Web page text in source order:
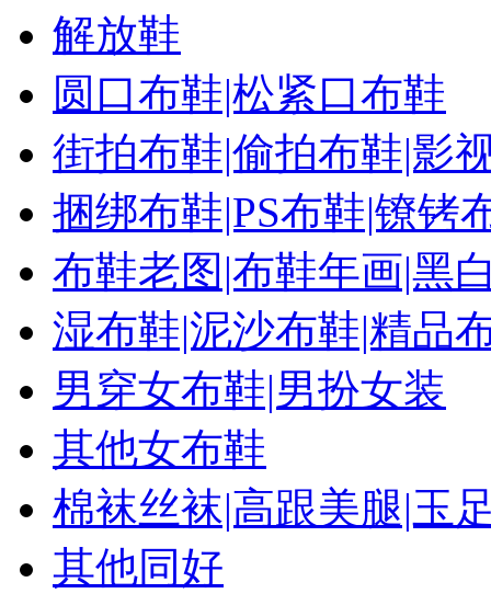
解放鞋
圆口布鞋|松紧口布鞋
街拍布鞋|偷拍布鞋|影
捆绑布鞋|PS布鞋|镣铐
布鞋老图|布鞋年画|黑
湿布鞋|泥沙布鞋|精品
男穿女布鞋|男扮女装
其他女布鞋
棉袜丝袜|高跟美腿|玉
其他同好